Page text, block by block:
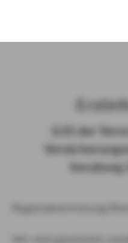
§ 15 der
beratung